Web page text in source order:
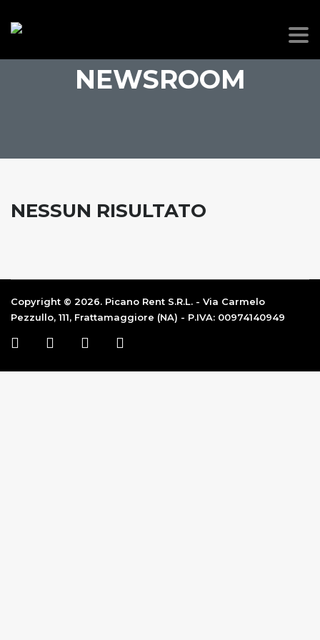
NEWSROOM
NESSUN RISULTATO
Copyright © 2026. Picano Rent S.R.L. - Via Carmelo
Pezzullo, 111, Frattamaggiore (NA) - P.IVA: 00974140949